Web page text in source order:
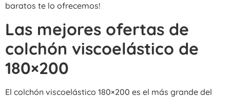
baratos te lo ofrecemos!
Las mejores ofertas de
colchón viscoelástico de
180×200
El colchón viscoelástico 180×200 es el más grande del